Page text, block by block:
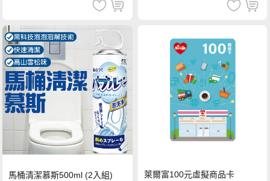
馬桶清潔慕斯500ml (2入組) 萊爾富100元虛擬商品卡